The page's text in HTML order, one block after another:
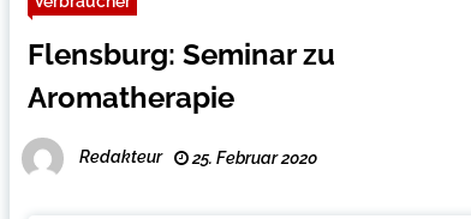
Flensburg: Seminar zu
Aromatherapie
Redakteur 25. Februar 2020